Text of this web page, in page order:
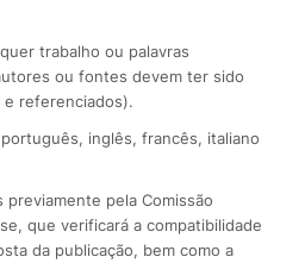
trabalho ou palavras
ou fontes devem ter sido
referenciados).
inglês, francês, italiano
pela Comissão
que verificará a compatibilidade
da publicação, bem como a